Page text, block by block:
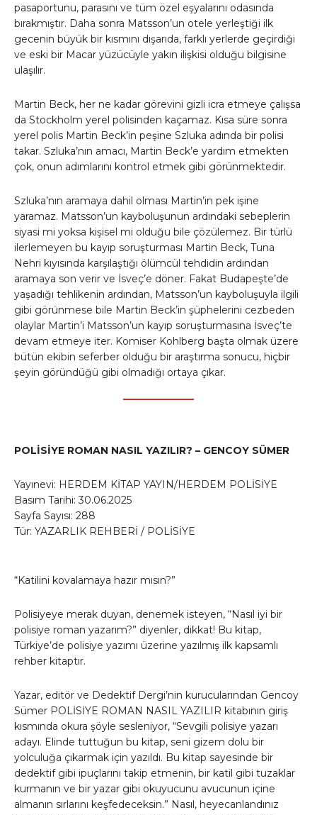
pasaportunu, parasını ve tüm özel eşyalarını odasında
bırakmıştır. Daha sonra Matsson’un otele yerleştiği ilk
gecenin büyük bir kısmını dışarıda, farklı yerlerde geçirdiği
ve eski bir Macar yüzücüyle yakın ilişkisi olduğu bilgisine
ulaşılır.
Martin Beck, her ne kadar görevini gizli icra etmeye çalışsa
da Stockholm yerel polisinden kaçamaz. Kısa süre sonra
yerel polis Martin Beck’in peşine Szluka adında bir polisi
takar. Szluka’nın amacı, Martin Beck’e yardım etmekten
çok, onun adımlarını kontrol etmek gibi görünmektedir.
Szluka’nın aramaya dahil olması Martin’in pek işine
yaramaz. Matsson’un kayboluşunun ardındaki sebeplerin
siyasi mi yoksa kişisel mi olduğu bile çözülemez. Bir türlü
ilerlemeyen bu kayıp soruşturması Martin Beck, Tuna
Nehri kıyısında karşılaştığı ölümcül tehdidin ardından
aramaya son verir ve İsveç’e döner. Fakat Budapeşte’de
yaşadığı tehlikenin ardından, Matsson’un kayboluşuyla ilgili
gibi görünmese bile Martin Beck’in şüphelerini cezbeden
olaylar Martin’i Matsson’un kayıp soruşturmasına İsveç’te
devam etmeye iter. Komiser Kohlberg başta olmak üzere
bütün ekibin seferber olduğu bir araştırma sonucu, hiçbir
şeyin göründüğü gibi olmadığı ortaya çıkar.
POLİSİYE ROMAN NASIL YAZILIR? – GENCOY SÜMER
Yayınevi: HERDEM KİTAP YAYIN/HERDEM POLİSİYE
Basım Tarihi: 30.06.2025
Sayfa Sayısı: 288
Tür: YAZARLIK REHBERİ / POLİSİYE
“Katilini kovalamaya hazır mısın?”
Polisiyeye merak duyan, denemek isteyen, “Nasıl iyi bir
polisiye roman yazarım?” diyenler, dikkat! Bu kitap,
Türkiye’de polisiye yazımı üzerine yazılmış ilk kapsamlı
rehber kitaptır.
Yazar, editör ve Dedektif Dergi’nin kurucularından Gencoy
Sümer POLİSİYE ROMAN NASIL YAZILIR kitabının giriş
kısmında okura şöyle sesleniyor, “Sevgili polisiye yazarı
adayı. Elinde tuttuğun bu kitap, seni gizem dolu bir
yolculuğa çıkarmak için yazıldı. Bu kitap sayesinde bir
dedektif gibi ipuçlarını takip etmenin, bir katil gibi tuzaklar
kurmanın ve bir yazar gibi okuyucunu avucunun içine
almanın sırlarını keşfedeceksin.” Nasıl, heyecanlandınız